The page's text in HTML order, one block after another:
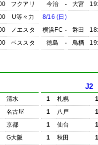
フクアリ
U等々力
ノエスタ
ベススタ
今治
- 大宮
8/16 (日)
横浜FC - 磐田
徳島
- 鳥栖
清水
名古屋
京都
G大阪
J2
1 札幌
1
八戸
1
仙台
1
秋田